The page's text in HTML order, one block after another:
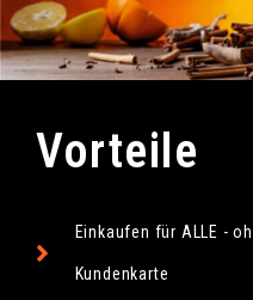
Vorteile
Einkaufen für ALLE -
Kundenkarte